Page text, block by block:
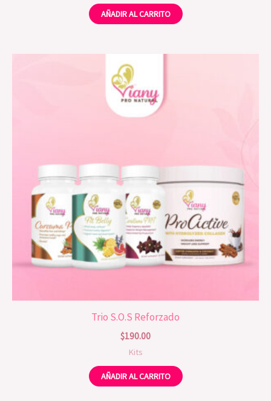
AÑADIR AL CARRITO
Trio S.O.S Reforzado
$190.00
Kits
AÑADIR AL CARRITO